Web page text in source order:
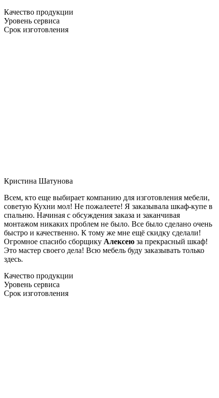
Качество продукции
Уровень сервиса
Срок изготовления
Кристина Шатунова
Всем, кто еще выбирает компанию для изготовления мебели,
советую Кухни мол! Не пожалеете! Я заказывала шкаф-купе в
спальню. Начиная с обсуждения заказа и заканчивая
монтажом никаких проблем не было. Все было сделано очень
быстро и качественно. К тому же мне ещё скидку сделали!
Огромное спасибо сборщику Алексею за прекрасный шкаф!
Это мастер своего дела! Всю мебель буду заказывать только
здесь.
Качество продукции
Уровень сервиса
Срок изготовления